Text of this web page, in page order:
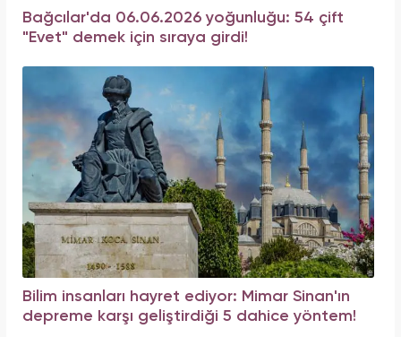
Bağcılar'da 06.06.2026 yoğunluğu: 54 çift
"Evet" demek için sıraya girdi!
Bilim insanları hayret ediyor: Mimar Sinan'ın
depreme karşı geliştirdiği 5 dahice yöntem!